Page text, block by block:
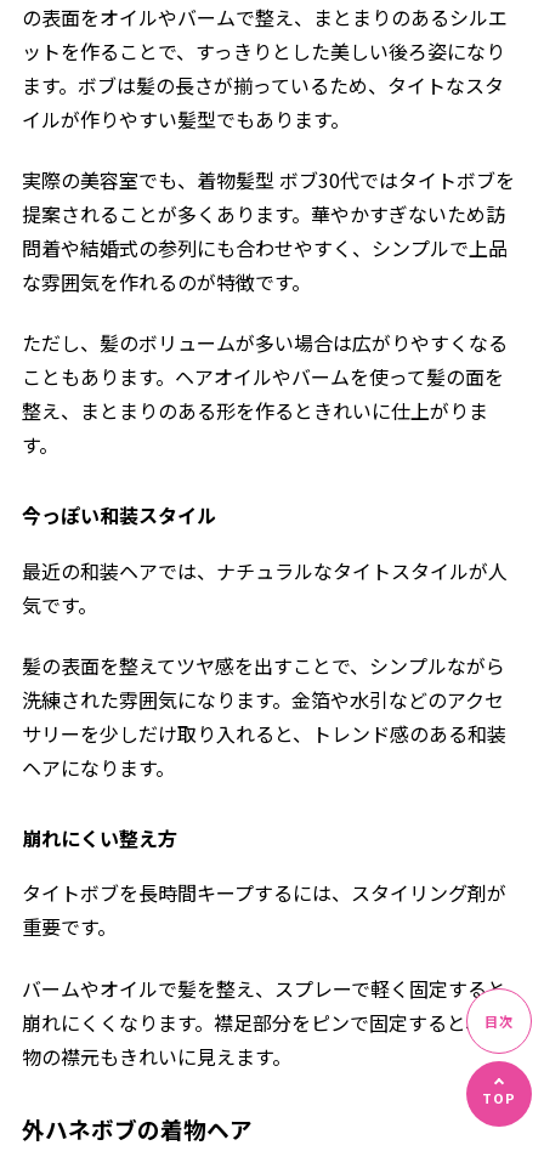
の表面をオイルやバームで整え、まとまりのあるシルエ
ットを作ることで、すっきりとした美しい後ろ姿になり
ます。ボブは髪の長さが揃っているため、タイトなスタ
イルが作りやすい髪型でもあります。
実際の美容室でも、着物髪型 ボブ30代ではタイトボブを
提案されることが多くあります。華やかすぎないため訪
問着や結婚式の参列にも合わせやすく、シンプルで上品
な雰囲気を作れるのが特徴です。
ただし、髪のボリュームが多い場合は広がりやすくなる
こともあります。ヘアオイルやバームを使って髪の面を
整え、まとまりのある形を作るときれいに仕上がりま
す。
今っぽい和装スタイル
最近の和装ヘアでは、ナチュラルなタイトスタイルが人
気です。
髪の表面を整えてツヤ感を出すことで、シンプルながら
洗練された雰囲気になります。金箔や水引などのアクセ
サリーを少しだけ取り入れると、トレンド感のある和装
ヘアになります。
崩れにくい整え方
タイトボブを長時間キープするには、スタイリング剤が
重要です。
バームやオイルで髪を整え、スプレーで軽く固定すると
崩れにくくなります。襟足部分をピンで固定すると、着
物の襟元もきれいに見えます。
外ハネボブの着物ヘア